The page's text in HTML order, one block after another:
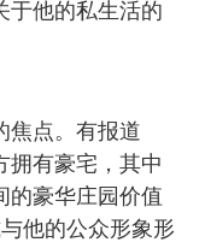
于他的私生活的
焦点。有报道
拥有豪宅，其中
的豪华庄园价值
他的公众形象形